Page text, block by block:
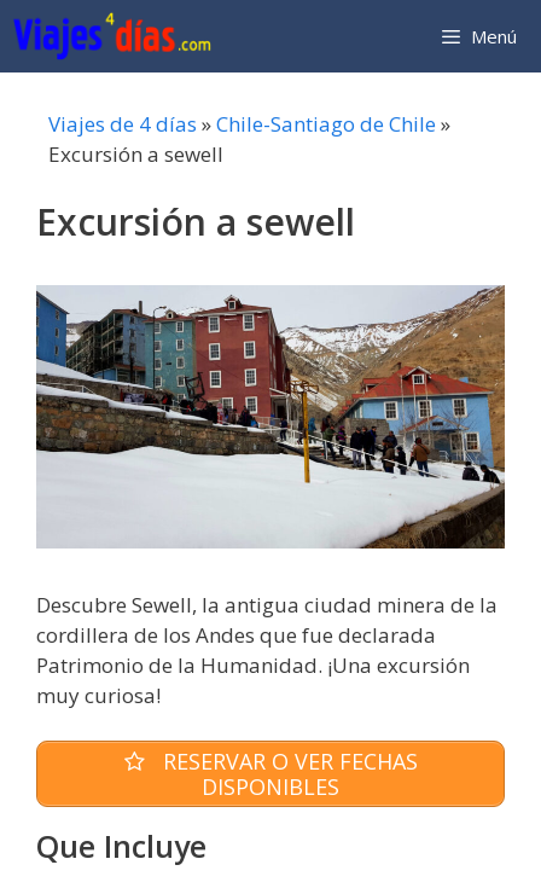
Saltar
al
contenido
Menú
Viajes de 4 días »Chile-Santiago de Chile»
Excursión a sewell
Excursión a sewell
Descubre Sewell, la antigua ciudad minera de la
cordillera de los Andes que fue declarada
Patrimonio de la Humanidad. ¡Una excursión
muy curiosa!
RESERVAR O VER FECHAS
DISPONIBLES
Que Incluye